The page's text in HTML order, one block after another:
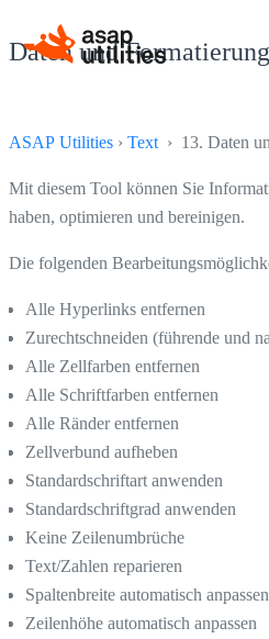
Daten und
ASAP Utilities › Text › 13. Daten
Mit diesem Tool können Sie
haben, optimieren und bereinigen.
Die folgenden
Alle Hyperlinks entfernen
Zurechtschneiden (führende und
Alle Zellfarben entfernen
Alle Schriftfarben entfernen
Alle Ränder entfernen
Zellverbund aufheben
Standardschriftart anwenden
Standardschriftgrad anwenden
Keine Zeilenumbrüche
Text/Zahlen reparieren
Spaltenbreite automatisch anpassen
Zeilenhöhe automatisch anpassen